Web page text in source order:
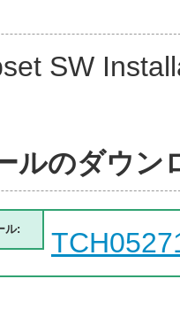
SW
ルのダウン
ル: